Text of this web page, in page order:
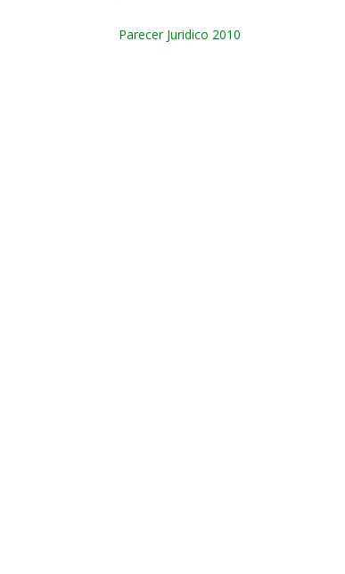
Parecer Juridico 2010